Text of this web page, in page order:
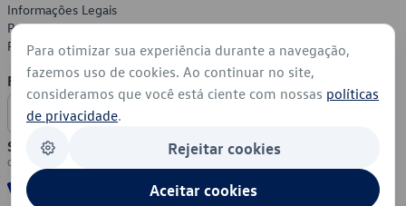
Informações Legais
Política de Privacidade
Política de Cookies
Formas de Pagamento
Segurança
Para otimizar sua experiência durante a navegação,
fazemos uso de cookies. Ao continuar no site,
consideramos que você está ciente com nossas políticas
de privacidade.
Rejeitar cookies
Aceitar cookies